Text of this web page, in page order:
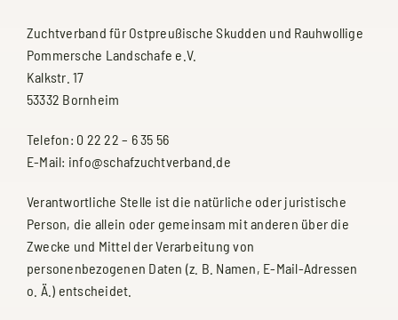
Zuchtverband für Ostpreußische Skudden und Rauhwollige
Pommersche Landschafe e.V.
Kalkstr. 17
53332 Bornheim
Telefon: 0 22 22 – 6 35 56
E-Mail: info@schafzuchtverband.de
Verantwortliche Stelle ist die natürliche oder juristische
Person, die allein oder gemeinsam mit anderen über die
Zwecke und Mittel der Verarbeitung von
personenbezogenen Daten (z. B. Namen, E-Mail-Adressen
o. Ä.) entscheidet.